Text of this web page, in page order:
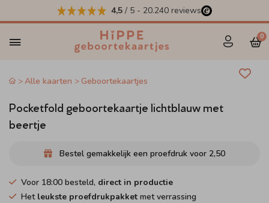
4,5 / 5 - 20.240 reviews
0
Alle kaarten Geboortekaartjes
Pocketfold geboortekaartje lichtblauw met
beertje
Bestel gemakkelijk een proefdruk voor 2,50
Voor 18:00 besteld, direct in productie
Het leukste proefdrukpakket met verrassing